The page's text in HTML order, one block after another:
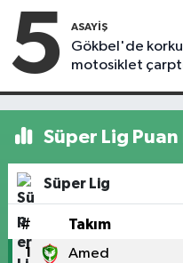
5 ASAYIŞ
Gökbel'de
motosiklet
Süper Lig
Süper Lig
# Takım
1 Amed